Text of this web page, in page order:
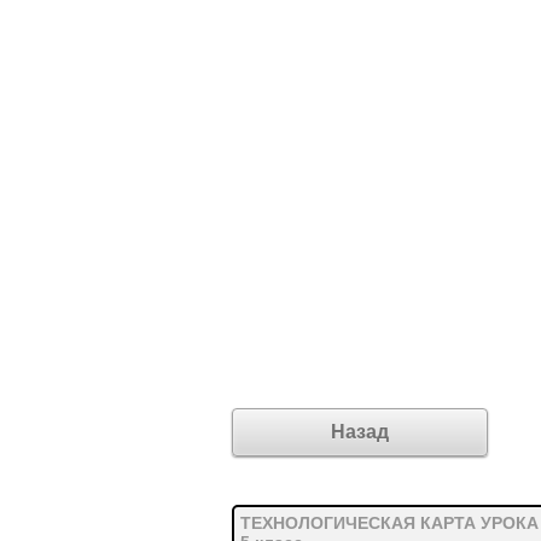
Назад
ТЕХНОЛОГИЧЕСКАЯ КАРТА